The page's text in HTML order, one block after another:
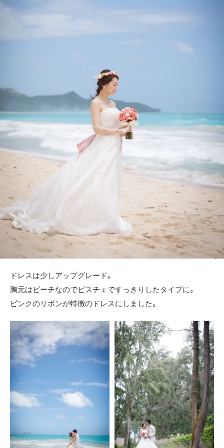
ドレスは少しアップグレード。
胸元はビーチなのでビスチェですっきりしたタイプに。
ピンクのリボンが特徴のドレスにしました。